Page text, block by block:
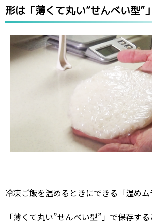
形は「薄くて丸い”せんべい型”」
冷凍ご飯を温めるときにできる「温めム
「薄くて丸い”せんべい型”」で保存する